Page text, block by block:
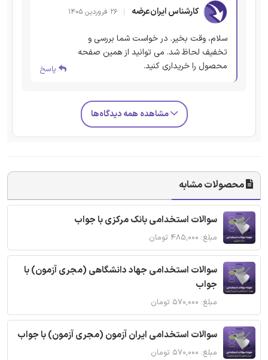
کارشناس ایران‌عرضه ۲۶ فروردین ۱۴۰۵
سلام، وقت بخیر. در خواست شما بررسی و
تخفیف لحاظ شد. می توانید از همین صفحه
محصول را خریداری کنید.
پاسخ
مشاهده همه دیدگاه‌ها
محصولات مشابه
سوالات استخدامی بانک مرکزی با جواب
مبلغ: ۴۸۵,۰۰۰ تومان
سوالات استخدامی جهاد دانشگاهی (مجری آزمون) با
جواب
مبلغ: ۵۷۰,۰۰۰ تومان
سوالات استخدامی ایران آزمون (مجری آزمون) با جواب
مبلغ: ۵۷۰,۰۰۰ تومان